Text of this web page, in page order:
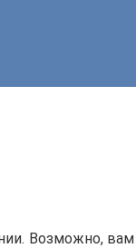
Возможно,